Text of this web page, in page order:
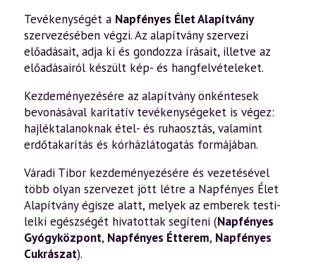
Tevékenységét a Napfényes Élet Alapítvány
szervezésében végzi. Az alapítvány szervezi
előadásait, adja ki és gondozza írásait, illetve az
előadásairól készült kép- és hangfelvételeket.
Kezdeményezésére az alapítvány önkéntesek
bevonásával karitatív tevékenységeket is végez:
hajléktalanoknak étel- és ruhaosztás, valamint
erdőtakarítás és kórházlátogatás formájában.
Váradi Tibor kezdeményezésére és vezetésével
több olyan szervezet jött létre a Napfényes Élet
Alapítvány égisze alatt, melyek az emberek testi-
lelki egészségét hivatottak segíteni (Napfényes
Gyógyközpont, Napfényes Étterem, Napfényes
Cukrászat).